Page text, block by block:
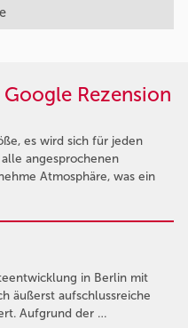
Rezension
es wird sich für jeden
angesprochenen
Atmosphäre, was ein
in Berlin mit
äußerst aufschlussreiche
Aufgrund der …